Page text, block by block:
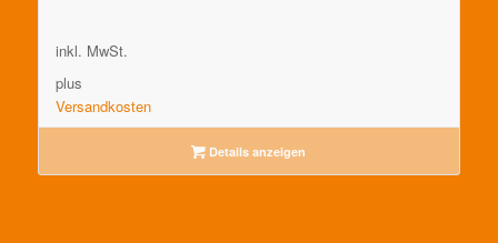
inkl. MwSt.
plus
Versandkosten
Details anzeigen